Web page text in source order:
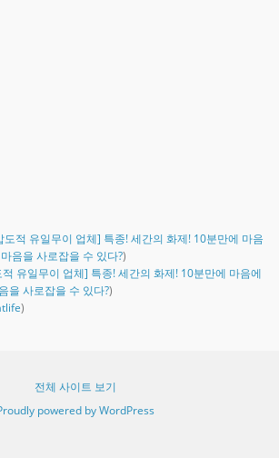
도적 유일무이 업체] 특종! 세간의 화제! 10분만에 마음
음을 사로잡을 수 있다?)
유일무이 업체] 특종! 세간의 화제! 10분만에 마음에
을 사로잡을 수 있다?)
)
전체 사이트 보기
powered by WordPress